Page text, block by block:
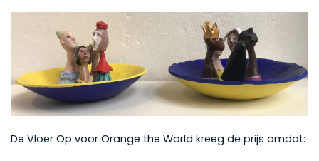
De Vloer Op voor Orange the World kreeg de prijs omdat: